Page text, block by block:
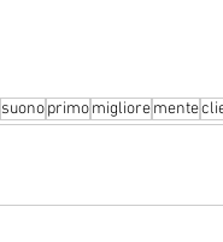
suonoprimomiglioremente